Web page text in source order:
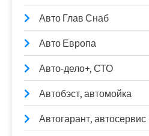
Авто Глав Снаб
Авто Европа
Авто-дело+, СТО
Автобэст, автомойка
Автогарант, автосервис